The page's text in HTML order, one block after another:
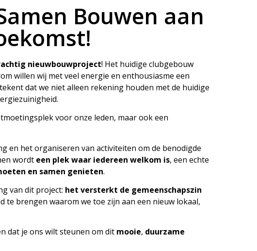
Bouwen aan
nieuwbouwproject! Het huidige clubgebouw
willen wij met veel energie en enthousiasme een
dat we niet alleen rekening houden met de huidige
voor onze leden, maar ook een
en het organiseren van activiteiten om de benodigde
wordt een plek waar iedereen welkom is, een echte
en samen genieten.
van dit project: het versterkt de gemeenschapszin
te brengen waarom we toe zijn aan een nieuw lokaal,
dat je ons wilt steunen om dit mooie, duurzame